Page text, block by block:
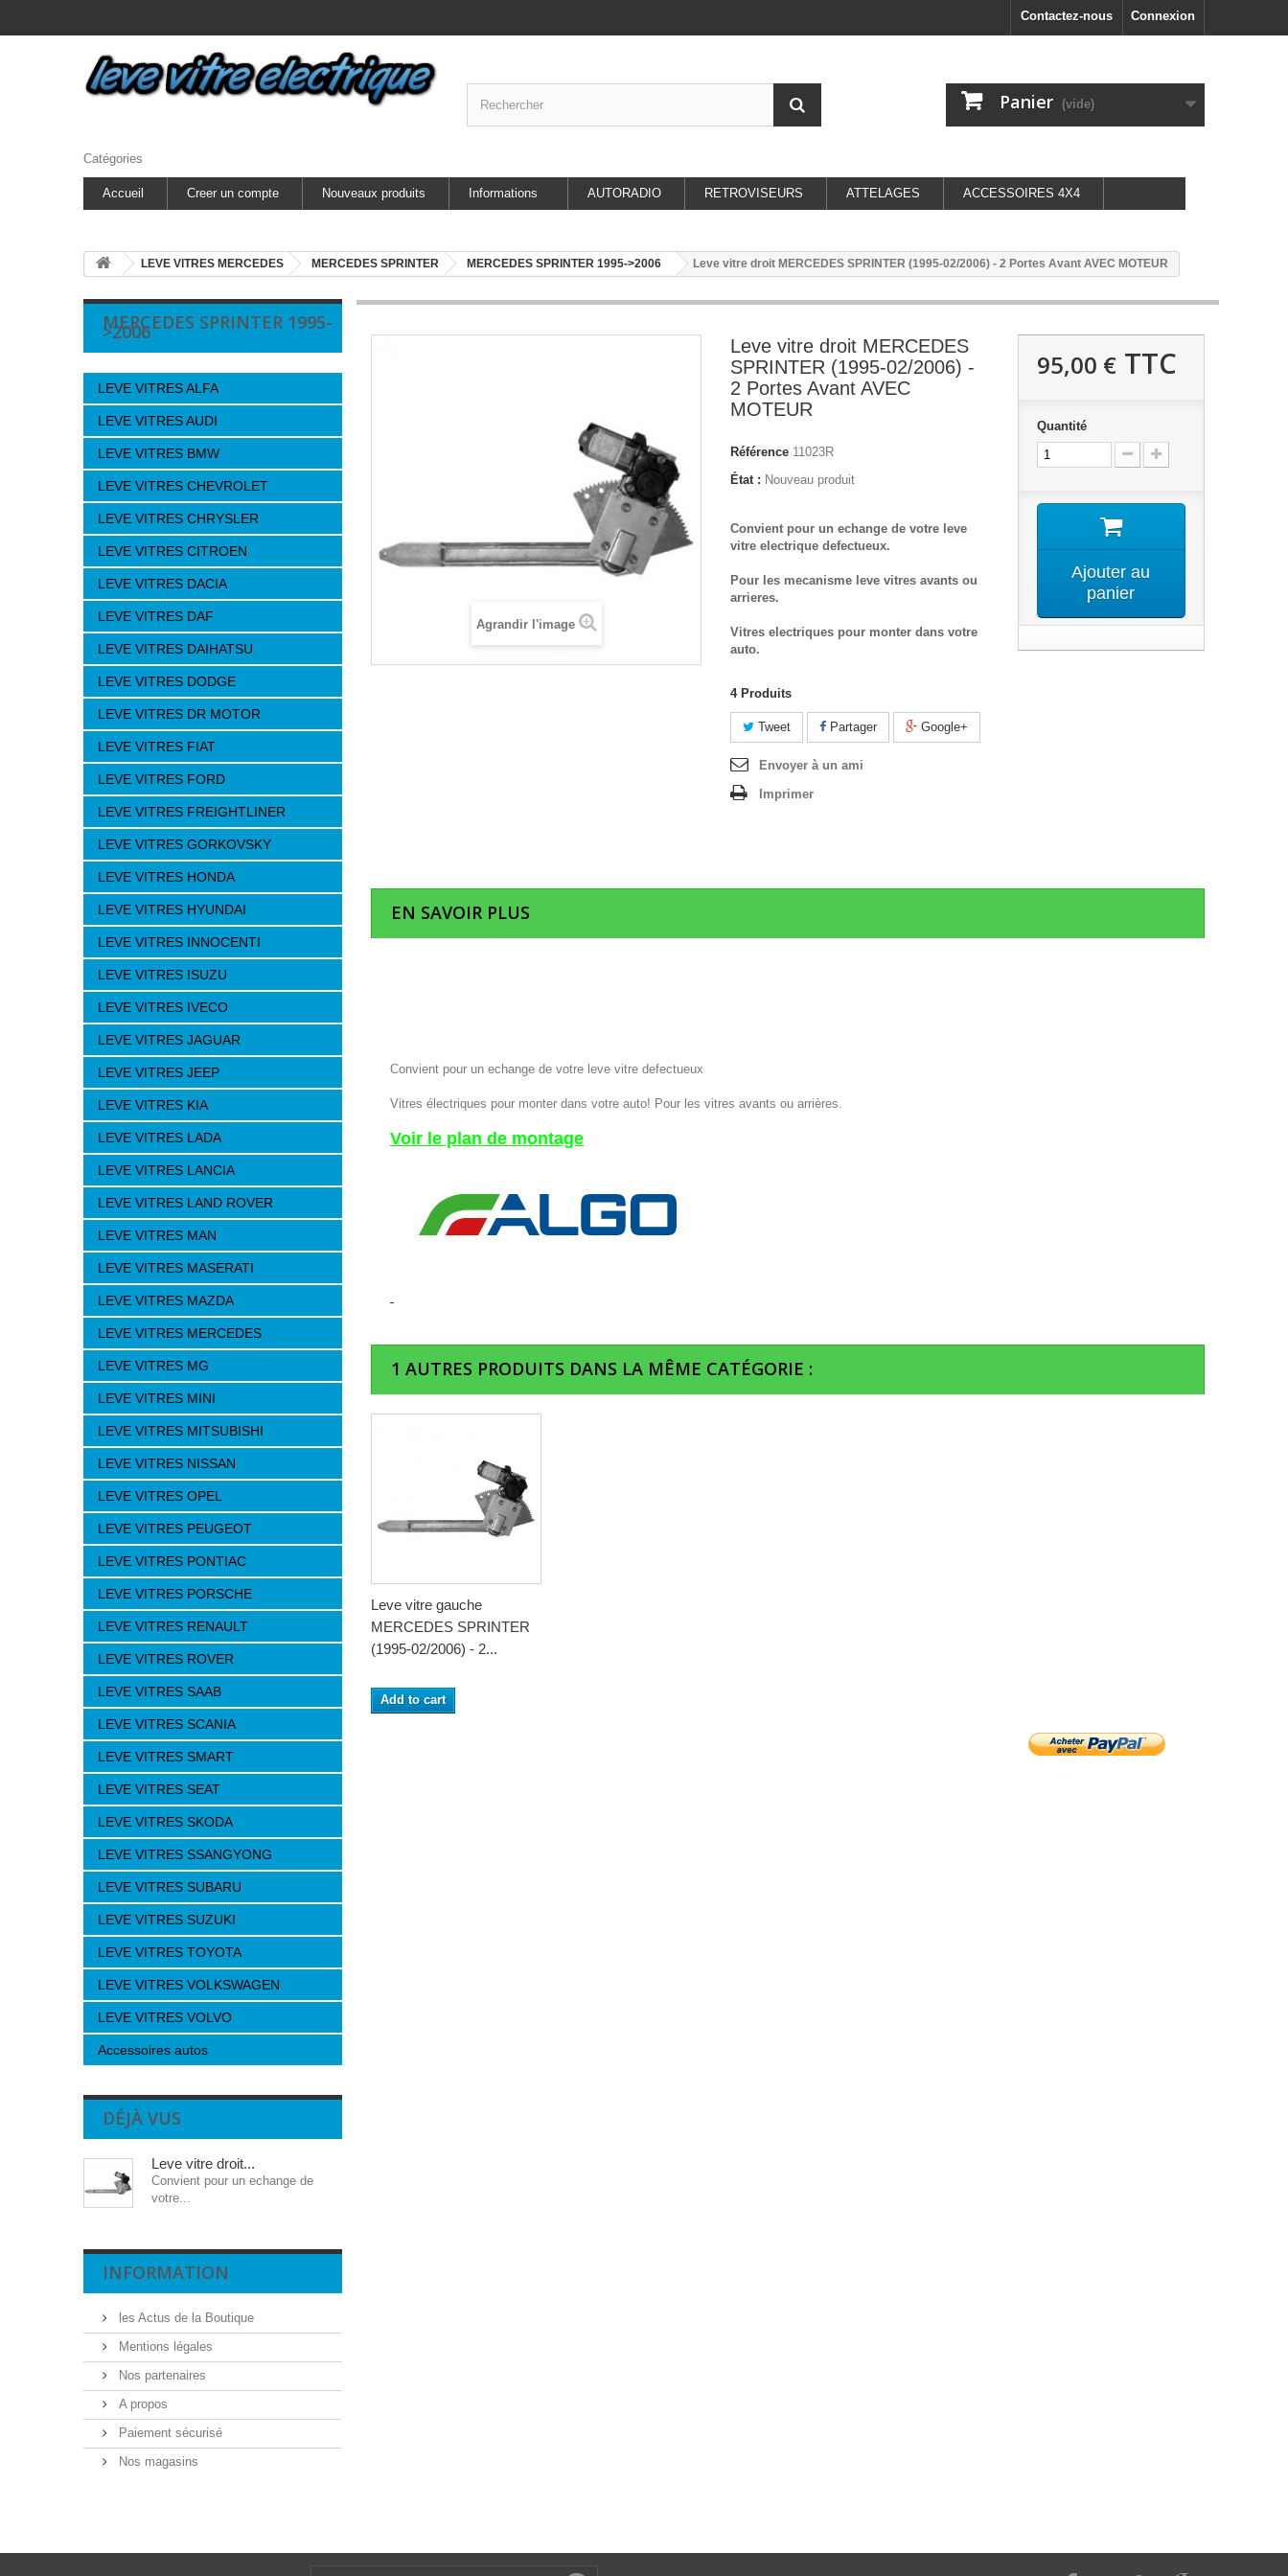
Connexion
Contactez-nous
Panier (vide)
Catégories
Accueil Creer un compte Nouveaux produits Informations AUTORADIO RETROVISEURS ATTELAGES ACCESSOIRES 4X4
LEVE VITRES MERCEDES MERCEDES SPRINTER MERCEDES SPRINTER 1995->2006 Leve vitre droit MERCEDES SPRINTER (1995-02/2006) - 2 Portes Avant AVEC MOTEUR
MERCEDES SPRINTER 1995-
>2006
LEVE VITRES ALFA
LEVE VITRES AUDI
LEVE VITRES BMW
LEVE VITRES CHEVROLET
LEVE VITRES CHRYSLER
LEVE VITRES CITROEN
LEVE VITRES DACIA
LEVE VITRES DAF
LEVE VITRES DAIHATSU
LEVE VITRES DODGE
LEVE VITRES DR MOTOR
LEVE VITRES FIAT
LEVE VITRES FORD
LEVE VITRES FREIGHTLINER
LEVE VITRES GORKOVSKY
LEVE VITRES HONDA
LEVE VITRES HYUNDAI
LEVE VITRES INNOCENTI
LEVE VITRES ISUZU
LEVE VITRES IVECO
LEVE VITRES JAGUAR
LEVE VITRES JEEP
LEVE VITRES KIA
LEVE VITRES LADA
LEVE VITRES LANCIA
LEVE VITRES LAND ROVER
LEVE VITRES MAN
LEVE VITRES MASERATI
LEVE VITRES MAZDA
LEVE VITRES MERCEDES
LEVE VITRES MG
LEVE VITRES MINI
LEVE VITRES MITSUBISHI
LEVE VITRES NISSAN
LEVE VITRES OPEL
LEVE VITRES PEUGEOT
LEVE VITRES PONTIAC
LEVE VITRES PORSCHE
LEVE VITRES RENAULT
LEVE VITRES ROVER
LEVE VITRES SAAB
LEVE VITRES SCANIA
LEVE VITRES SMART
LEVE VITRES SEAT
LEVE VITRES SKODA
LEVE VITRES SSANGYONG
LEVE VITRES SUBARU
LEVE VITRES SUZUKI
LEVE VITRES TOYOTA
LEVE VITRES VOLKSWAGEN
LEVE VITRES VOLVO
Accessoires autos
DÉJÀ VUS
Leve vitre droit...
Convient pour un echange de
votre...
INFORMATION
les Actus de la Boutique
Mentions légales
Nos partenaires
A propos
Paiement sécurisé
Nos magasins
Agrandir l'image
Leve vitre droit MERCEDES
SPRINTER (1995-02/2006) -
2 Portes Avant AVEC
MOTEUR
Référence 11023R
État : Nouveau produit
Convient pour un echange de votre leve
vitre electrique defectueux.
Pour les mecanisme leve vitres avants ou
arrieres.
Vitres electriques pour monter dans votre
auto.
4 Produits
Tweet Partager Google+
Envoyer à un ami
Imprimer
95,00 €TTC
Quantité
Ajouter au
panier
EN SAVOIR PLUS
Convient pour un echange de votre leve vitre defectueux
Vitres électriques pour monter dans votre auto! Pour les vitres avants ou arrières.
Voir le plan de montage
1 AUTRES PRODUITS DANS LA MÊME CATÉGORIE :
Leve vitre gauche
MERCEDES SPRINTER
(1995-02/2006) - 2...
Add to cart